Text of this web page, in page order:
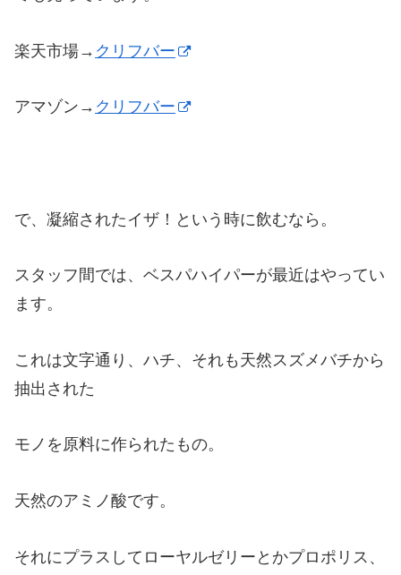
楽天市場→ クリフバー
アマゾン→ クリフバー
で、凝縮されたイザ！という時に飲むなら。
スタッフ間では、ベスパハイパーが最近はやってい
ます。
これは文字通り、ハチ、それも天然スズメバチから
抽出された
モノを原料に作られたもの。
天然のアミノ酸です。
それにプラスしてローヤルゼリーとかプロポリス、